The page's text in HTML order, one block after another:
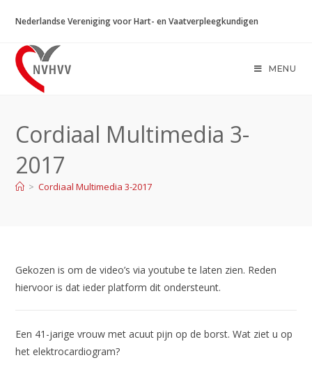
naar
inhoud
Nederlandse Vereniging voor Hart- en Vaatverpleegkundigen
MENU
Cordiaal Multimedia 3-
2017
> Cordiaal Multimedia 3-2017
Gekozen is om de video’s via youtube te laten zien. Reden
hiervoor is dat ieder platform dit ondersteunt.
Een 41-jarige vrouw met acuut pijn op de borst. Wat ziet u op
het elektrocardiogram?